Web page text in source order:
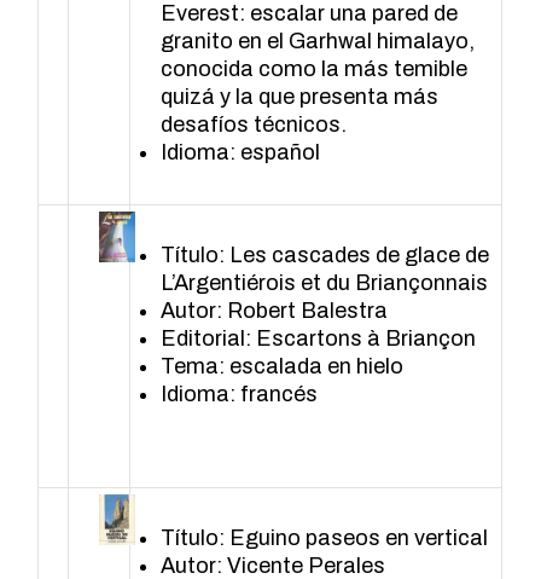
Everest: escalar una pared de
granito en el Garhwal himalayo,
conocida como la más temible
quizá y la que presenta más
desafíos técnicos.
Idioma: español
Título: Les cascades de glace de
L’Argentiérois et du Briançonnais
Autor: Robert Balestra
Editorial: Escartons à Briançon
Tema: escalada en hielo
Idioma: francés
Título: Eguino paseos en vertical
Autor: Vicente Perales